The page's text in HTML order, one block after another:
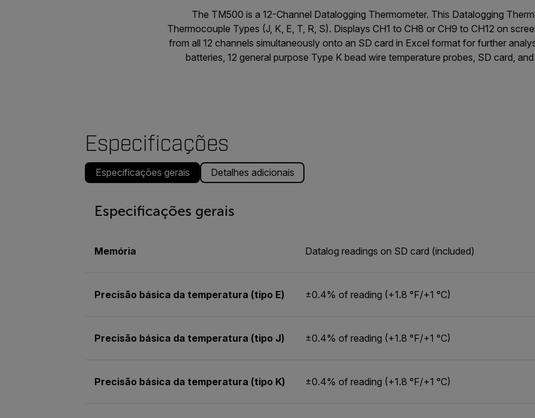
The TM500 is a 12-Channel Datalogging Thermometer. This Datalogging
Thermocouple Types (J, K, E, T, R, S). Displays CH1 to CH8 or CH9 to CH12 on
from all 12 channels simultaneously onto an SD card in Excel format for further
batteries, 12 general purpose Type K bead wire temperature probes, SD card,
Especificações
Especificações gerais Detalhes adicionais
Especificações gerais
Memória Datalog readings on SD card (included)
Precisão básica da temperatura (tipo E) ±0.4% of reading (+1.8 °F/+1 °C)
Precisão básica da temperatura (tipo J) ±0.4% of reading (+1.8 °F/+1 °C)
Precisão básica da temperatura (tipo K) ±0.4% of reading (+1.8 °F/+1 °C)